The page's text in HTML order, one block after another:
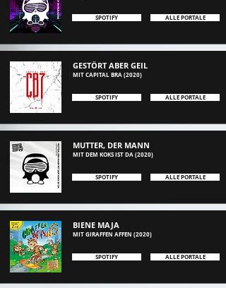
SPOTIFY ALLE PORTALE
GESTÖRT ABER GEIL
MITCAPITAL BRA (2020)
SPOTIFY ALLE PORTALE
MUTTER, DER MANN
MITDEM KOKS IST DA (2020)
SPOTIFY ALLE PORTALE
BIENE MAJA
MIT GIRAFFEN AFFEN (2020)
SPOTIFY ALLE PORTALE